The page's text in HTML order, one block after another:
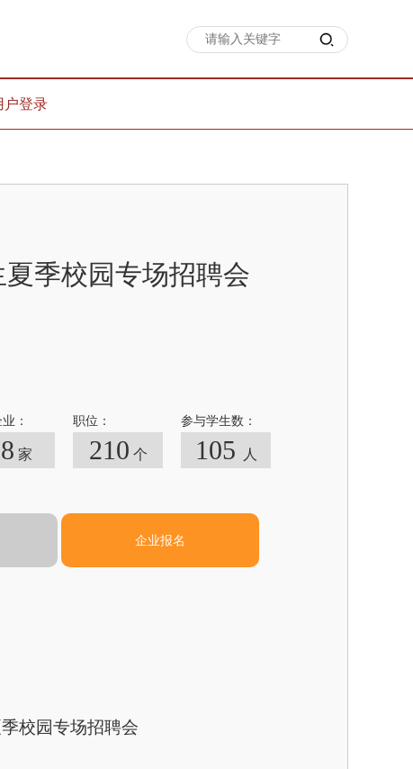
户登录
季校园专场招聘会
：
家
职位：
210 个
参与学生数：
105 人
企业报名
校园专场招聘会